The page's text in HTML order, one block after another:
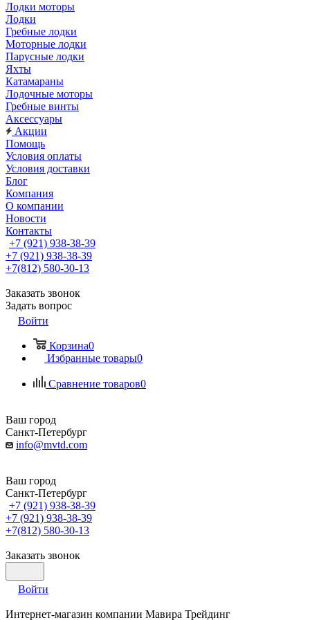
Лодки моторы
Лодки
Гребные лодки
Моторные лодки
Парусные лодки
Яхты
Катамараны
Лодочные моторы
Гребные винты
Аксессуары
Акции
Помощь
Условия оплаты
Условия доставки
Блог
Компания
О компании
Новости
Контакты
+7 (921) 938-38-39
+7 (921) 938-38-39
+7(812) 580-30-13
Заказать звонок
Задать вопрос
Войти
Корзина0
Избранные товары0
Сравнение товаров0
Ваш город
Санкт-Петербург
info@mvtd.com
Ваш город
Санкт-Петербург
+7 (921) 938-38-39
+7 (921) 938-38-39
+7(812) 580-30-13
Заказать звонок
Войти
Интернет-магазин компании Мавира Трейдинг